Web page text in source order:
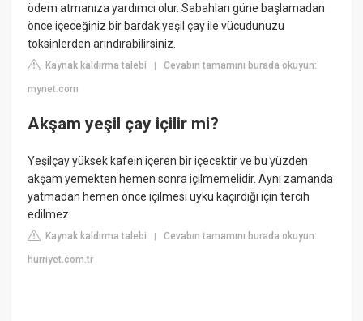
ödem atmanıza yardımcı olur. Sabahları güne başlamadan
önce içeceğiniz bir bardak yeşil çay ile vücudunuzu
toksinlerden arındırabilirsiniz.
Kaynak kaldırma talebi |Cevabın tamamını burada okuyun:
mynet.com
Akşam yeşil çay içilir mi?
Yeşilçay yüksek kafein içeren bir içecektir ve bu yüzden
akşam yemekten hemen sonra içilmemelidir. Aynı zamanda
yatmadan hemen önce içilmesi uyku kaçırdığı için tercih
edilmez.
Kaynak kaldırma talebi |Cevabın tamamını burada okuyun:
hurriyet.com.tr